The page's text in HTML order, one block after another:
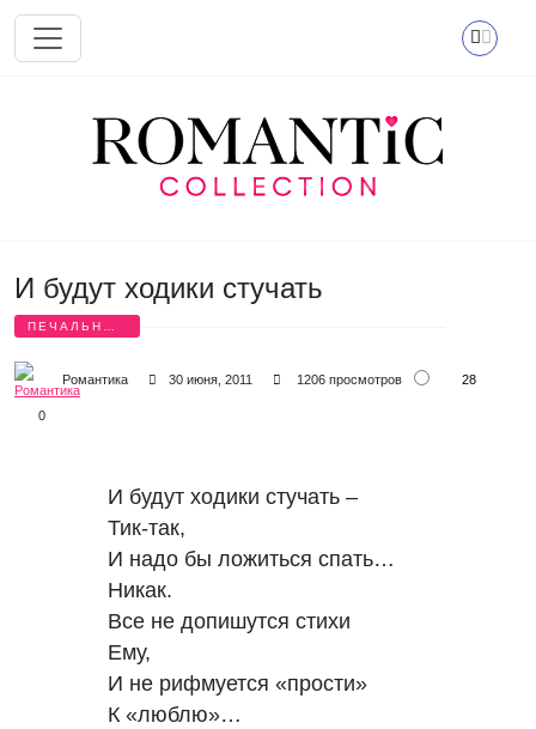
Перейти к основному содержанию
И будут ходики стучать
ПЕЧАЛЬНЫЕ
Романтика 30 июня, 2011 1206 просмотров 28
0
И будут ходики стучать –
Тик-так,
И надо бы ложиться спать…
Никак.
Все не допишутся стихи
Ему,
И не рифмуется «прости»
К «люблю»…